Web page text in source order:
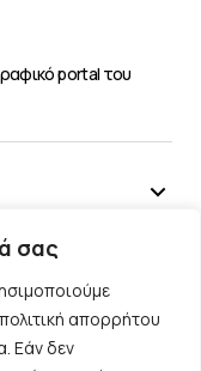
σας
απορρήτου
Εάν δεν
portal του